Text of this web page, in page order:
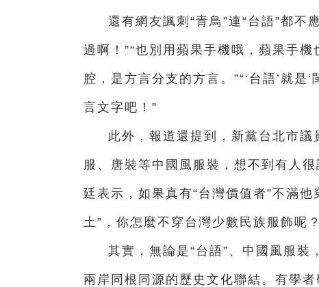
還有網友諷刺“青鳥”連“台語”都不
過啊！”“也別用蘋果手機哦，蘋果手機
腔，是方言分支的方言。”“‘台語’就是
言文字吧！”
此外，報道還提到，新黨台北市
服、唐裝等中國風服裝，想不到有人
廷表示，如果真有“台灣價值者”不滿
土”，你怎麼不穿台灣少數民族服飾呢？
其實，無論是“台語”、中國風服
兩岸同根同源的歷史文化聯結。有學